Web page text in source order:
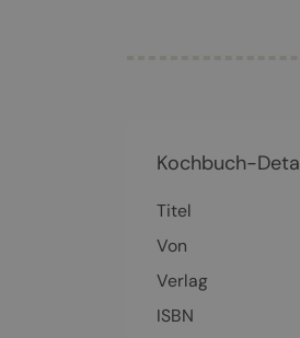
Kochbuch-
Titel
Von
Verlag
ISBN